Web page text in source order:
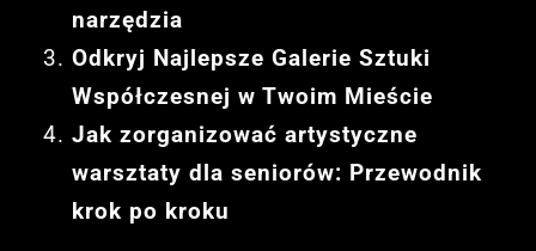
narzędzia
Odkryj Najlepsze Galerie Sztuki
Współczesnej w Twoim Mieście
Jak zorganizować artystyczne
warsztaty dla seniorów: Przewodnik
krok po kroku